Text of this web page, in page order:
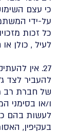
כי עצם
על-ידי
כל זכות
לעיל , כולן או
27. אין
להעביר לצד
של חברת רב
ו/או בסימני
לעשות בהם
בעקיפין,